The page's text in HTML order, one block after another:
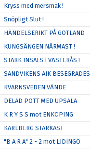
Kryss med mersmak !
Snöpligt Slut !
HÄNDELSERIKT PÅ GOTLAND
KUNGSÄNGEN NÄRMAST !
STARK INSATS I VÄSTERÅS !
SANDVIKENS AIK BESEGRADES
KVARNSVEDEN VÄNDE
DELAD POTT MED UPSALA
K R Y S S mot ENKÖPING
KARLBERG STARKAST
"B A R A" 2 - 2 mot LIDINGÖ